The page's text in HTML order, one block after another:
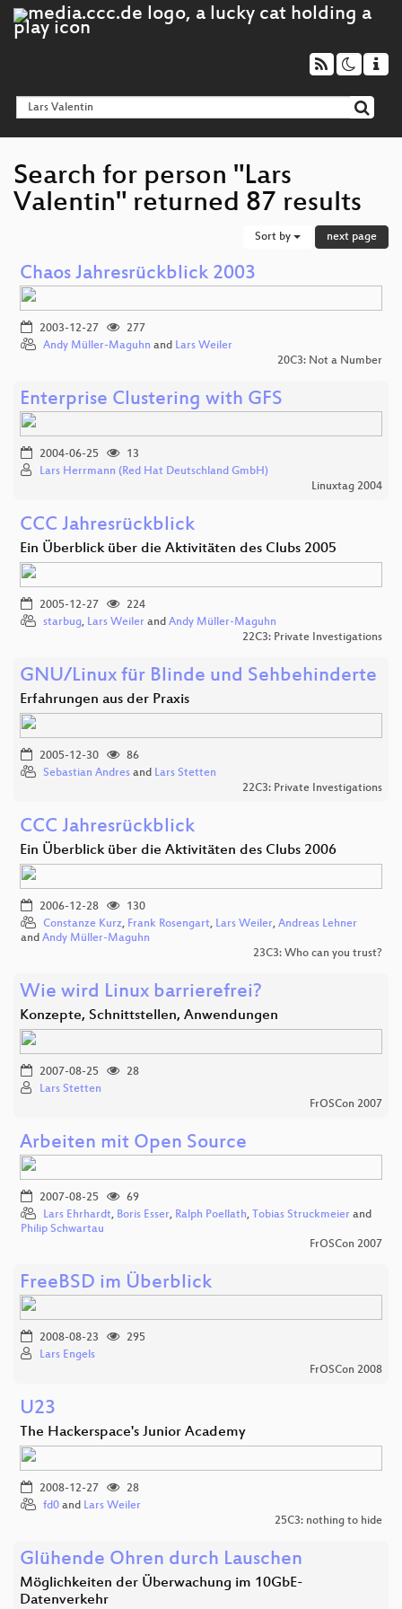
Search for person "Lars
Valentin" returned 87 results
Sort by next page
Chaos Jahresrückblick 2003
2003-12-27
277
Andy Müller-Maguhn and Lars Weiler
20C3: Not a Number
Enterprise Clustering with GFS
2004-06-25
13
Lars Herrmann (Red Hat Deutschland GmbH)
Linuxtag 2004
CCC Jahresrückblick
Ein Überblick über die Aktivitäten des Clubs 2005
2005-12-27
224
starbug, Lars Weiler and Andy Müller-Maguhn
22C3: Private Investigations
GNU/Linux für Blinde und Sehbehinderte
Erfahrungen aus der Praxis
2005-12-30
86
Sebastian Andres and Lars Stetten
22C3: Private Investigations
CCC Jahresrückblick
Ein Überblick über die Aktivitäten des Clubs 2006
2006-12-28
130
Constanze Kurz, Frank Rosengart, Lars Weiler, Andreas Lehner
and Andy Müller-Maguhn
23C3: Who can you trust?
Wie wird Linux barrierefrei?
Konzepte, Schnittstellen, Anwendungen
2007-08-25
28
Lars Stetten
FrOSCon 2007
Arbeiten mit Open Source
2007-08-25
69
Lars Ehrhardt, Boris Esser, Ralph Poellath, Tobias Struckmeier and
Philip Schwartau
FrOSCon 2007
FreeBSD im Überblick
2008-08-23
295
Lars Engels
FrOSCon 2008
U23
The Hackerspace's Junior Academy
2008-12-27
28
fd0 and Lars Weiler
25C3: nothing to hide
Glühende Ohren durch Lauschen
Möglichkeiten der Überwachung im 10GbE-
Datenverkehr